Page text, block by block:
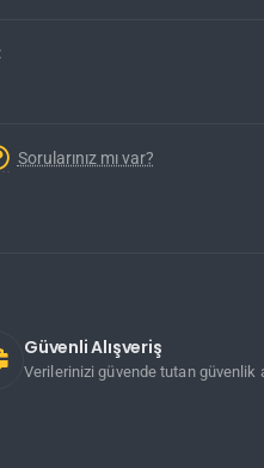
Sorularınız mı var?
Güvenli Alışveriş
Verilerinizi güvende tutan güvenlik